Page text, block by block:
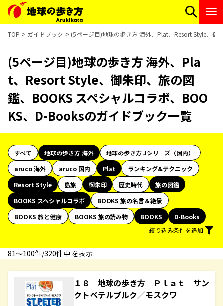
TOP ガイドブック (5ページ目)地球の歩き方 海外、Plat、Resort Style、御
(5ページ目)地球の歩き方 海外、Pla
t、Resort Style、御朱印、旅の図
鑑、BOOKS スペシャルコラボ、BOO
KS、D-Booksのガイドブック一覧
すべて 地球の歩き方 海外
地球の歩き方 Jシリーズ（国内）
aruco 海外
aruco 国内 Plat
ランキング&テクニック
Resort Style
島旅 御朱印 歴史時代
旅の図鑑
BOOKS スペシャルコラボ
BOOKS 旅の名言＆絶景
BOOKS 旅と健康
BOOKS 旅の読み物 BOOKS
D-Books
絞り込み条件を追加
81〜100件/320件中 を表示
１８ 地球の歩き方 Ｐｌａｔ サン
クトペテルブルク／モスクワ